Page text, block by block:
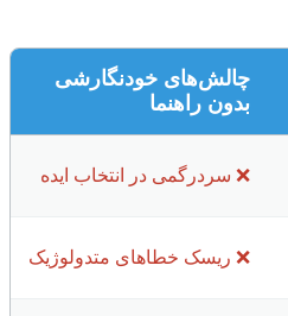
چالش‌های خودنگارشی
بدون راهنما
❌ سردرگمی در انتخاب ایده
❌ ریسک خطاهای متدولوژیک